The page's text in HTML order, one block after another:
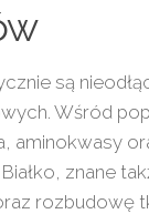
są
Wśród
aminokwasy
znane
rozbudowę